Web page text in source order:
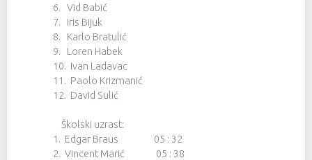
6. Vid Babić
7. Iris Bijuk
8. Karlo Bratulić
9. Loren Habek
10. Ivan Ladavac
11. Paolo Krizmanić
12. David Sulić
Školski uzrast:
1. Edgar Braus 05 : 32
2. Vincent Marić 05 : 38